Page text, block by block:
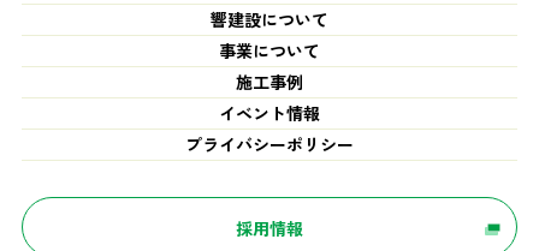
響建設について
事業について
施工事例
イベント情報
プライバシーポリシー
採用情報